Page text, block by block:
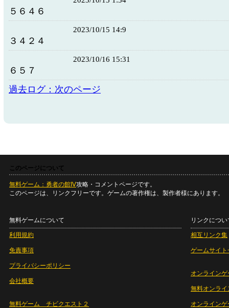
５６４６
2023/10/15 14:9
３４２４
2023/10/16 15:31
６５７
過去ログ：次のページ
このページについて
無料ゲーム：勇者の館Ⅳ攻略・コメントページです。
このページは、リンクフリーです。ゲームの著作権は、製作者様にあります。
無料ゲームについて
利用規約
免責事項
プライバシーポリシー
会社概要
無料ゲーム チビクエスト２
リンクについ
相互リンク集
ゲームサイト
オンラインゲ
無料オンライ
オンライン